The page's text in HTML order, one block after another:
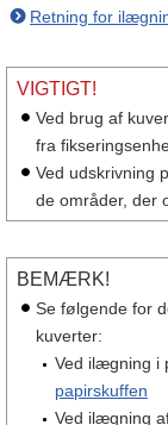
Retning for
VIGTIGT!
Ved brug af
fra
Ved udskrivning
de områder, der
BEMÆRK!
Se følgende for
kuverter:
Ved ilægning i
papirskuffen
Ved ilægning